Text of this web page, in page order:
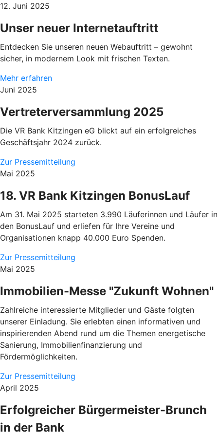
12. Juni 2025
Unser neuer Internetauftritt
Entdecken Sie unseren neuen Webauftritt – gewohnt
sicher, in modernem Look mit frischen Texten.
Mehr erfahren
Juni 2025
Vertreterversammlung 2025
Die VR Bank Kitzingen eG blickt auf ein erfolgreiches
Geschäftsjahr 2024 zurück.
Zur Pressemitteilung
Mai 2025
18. VR Bank Kitzingen BonusLauf
Am 31. Mai 2025 starteten 3.990 Läuferinnen und Läufer in
den BonusLauf und erliefen für Ihre Vereine und
Organisationen knapp 40.000 Euro Spenden.
Zur Pressemitteilung
Mai 2025
Immobilien-Messe "Zukunft Wohnen"
Zahlreiche interessierte Mitglieder und Gäste folgten
unserer Einladung. Sie erlebten einen informativen und
inspirierenden Abend rund um die Themen energetische
Sanierung, Immobilienfinanzierung und
Fördermöglichkeiten.
Zur Pressemitteilung
April 2025
Erfolgreicher Bürgermeister-Brunch
in der Bank